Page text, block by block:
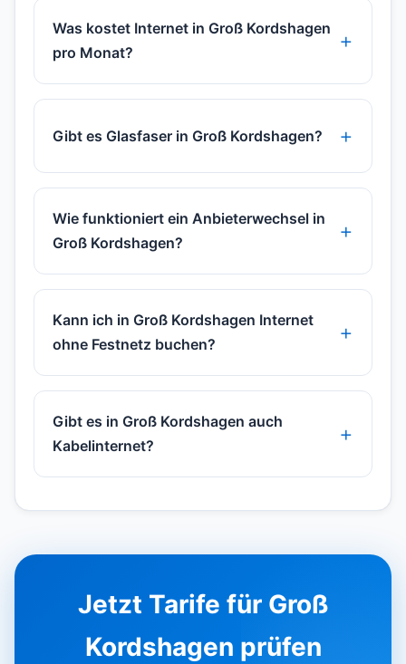
Was kostet Internet in Groß Kordshagen
pro Monat?
Gibt es Glasfaser in Groß Kordshagen?
Wie funktioniert ein Anbieterwechsel in
Groß Kordshagen?
Kann ich in Groß Kordshagen Internet
ohne Festnetz buchen?
Gibt es in Groß Kordshagen auch
Kabelinternet?
Jetzt Tarife für Groß
Kordshagen prüfen